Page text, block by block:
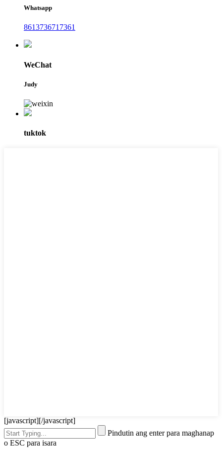
Whatsapp
8613736717361
WeChat
Judy
tuktok
[javascript] [/javascript]
Pindutin ang enter para maghanap
o ESC para isara